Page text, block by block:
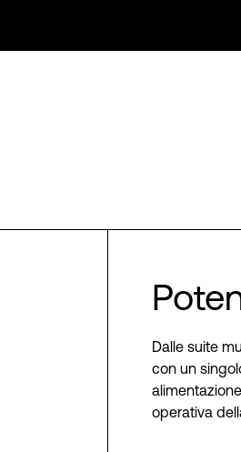
Dalle suite
con un
operativa